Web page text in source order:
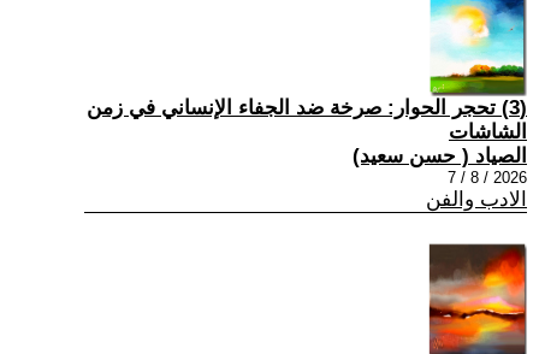
(3) تحجر الحوار: صرخة ضد الجفاء الإنساني في زمن
الشاشات
الصياد ‏( حسن سعيد‏)
2026 / 8 / 7
الادب والفن